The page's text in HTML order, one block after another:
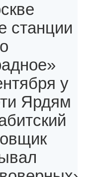
станции
у
Ярдям